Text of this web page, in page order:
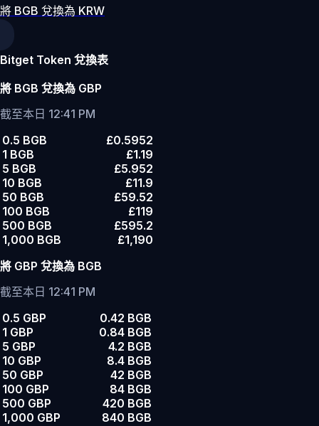
將 BGB 兌換為 KRW
Bitget Token 兌換表
將 BGB 兌換為 GBP
截至本日 12:41 PM
0.5 BGB
£0.5952
1 BGB
£1.19
5 BGB
£5.952
10 BGB
£11.9
50 BGB
£59.52
100 BGB
£119
500 BGB
£595.2
1,000 BGB
£1,190
將 GBP 兌換為 BGB
截至本日 12:41 PM
0.5 GBP
0.42 BGB
1 GBP
0.84 BGB
5 GBP
4.2 BGB
10 GBP
8.4 BGB
50 GBP
42 BGB
100 GBP
84 BGB
500 GBP
420 BGB
1,000 GBP
840 BGB